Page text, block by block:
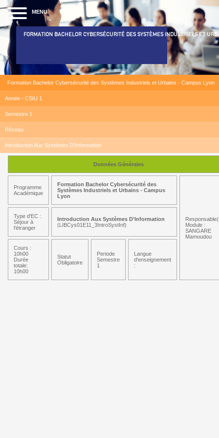
MENU
FORMATION BACHELOR CYBERSÉCURITÉ DES SYSTÈMES INDUSTRIELS ET
Formation Bachelor Cybersécurité des Systèmes Industriels et Urbains - Campus Lyon
Année - CSIU 1
Semestre 1
Réseau
Introduction Aux Systèmes D'Information
Données Générales
Programme
Académique
Formation Bachelor Cybersécurité des
Systèmes Industriels et Urbains - Campus
Lyon
Module :
SANGARE
Mamoudou
Type d'EC :
Séjour à
l'étranger
Introduction Aux Systèmes D'Information
(LIBCys01E11_3IntroSystInf)
Cours :
10h00
Durée
totale:
10h00
Statut
Obligatoire
Periode
Semestre
1
Langue
d'enseignement
: